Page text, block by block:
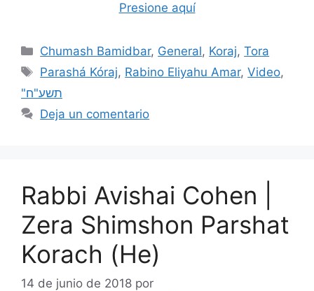
Presione aquí
Chumash Bamidbar, General, Koraj,Tora
Parashá Kóraj, Rabino Eliyahu Amar,Video,
"תשע"ח
Deja un comentario
Rabbi Avishai Cohen |
Zera Shimshon Parshat
Korach (He)
14 de junio de 2018 por